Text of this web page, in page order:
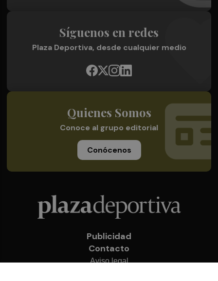
Síguenos en redes
Plaza Deportiva, desde cualquier medio
Quienes Somos
Conoce al grupo editorial
Conócenos
Publicidad
Contacto
Aviso legal